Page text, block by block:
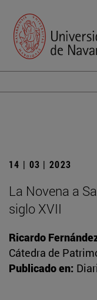
14 | 03 | 2023
La Novena a
siglo XVII
Ricardo
Cátedra de
Publicado en: